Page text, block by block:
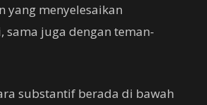
yang menyelesaikan
juga dengan teman-
substantif berada di bawah